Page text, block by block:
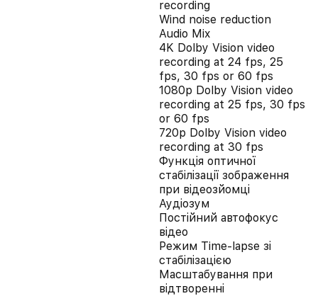
recording
Wind noise reduction
Audio Mix
4K Dolby Vision video
recording at 24 fps, 25
fps, 30 fps or 60 fps
1080p Dolby Vision video
recording at 25 fps, 30 fps
or 60 fps
720p Dolby Vision video
recording at 30 fps
Функція оптичної
стабілізації зображення
при відеозйомці
Аудіозум
Постійний автофокус
відео
Режим Time‑lapse зі
стабілізацією
Масштабування при
відтворенні